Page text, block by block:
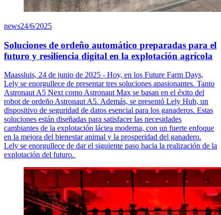
news24/6/2025
Soluciones de ordeño automático preparadas para el
futuro y resiliencia digital en la explotación agrícola
Maassluis, 24 de junio de 2025 - Hoy, en los Future Farm Days,
Lely se enorgullece de presentar tres soluciones apasionantes. Tanto
Astronaut A5 Next como Astronaut Max se basan en el éxito del
robot de ordeño Astronaut A5. Además, se presentó Lely Hub, un
dispositivo de seguridad de datos esencial para los ganaderos. Estas
soluciones están diseñadas para satisfacer las necesidades
cambiantes de la explotación láctea moderna, con un fuerte enfoque
en la mejora del bienestar animal y la prosperidad del ganadero.
Lely se enorgullece de dar el siguiente paso hacia la realización de la
explotación del futuro.